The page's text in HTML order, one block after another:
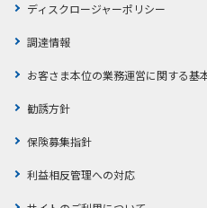
ディスクロージャーポリシー
調達情報
お客さま本位の業務運営に関する基
勧誘方針
保険募集指針
利益相反管理への対応